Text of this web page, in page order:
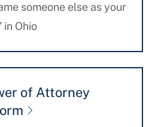
someone else as your
Ohio
of Attorney